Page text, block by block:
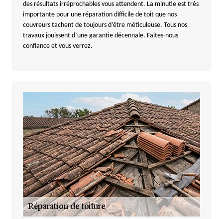
des résultats irréprochables vous attendent. La minutie est très
importante pour une réparation difficile de toit que nos
couvreurs tachent de toujours d’être méticuleuse. Tous nos
travaux jouissent d’une garantie décennale. Faites-nous
confiance et vous verrez.